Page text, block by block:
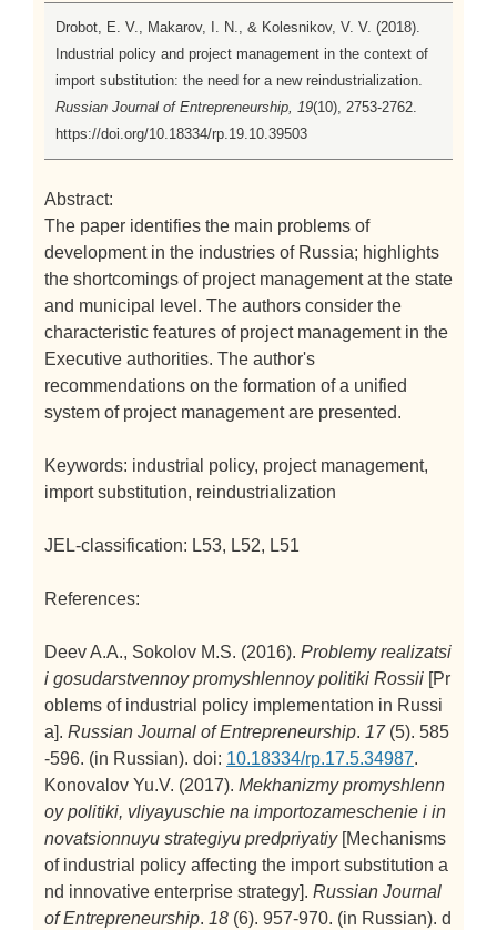
Drobot, E. V., Makarov, I. N., & Kolesnikov, V. V. (2018).
Industrial policy and project management in the context of
import substitution: the need for a new reindustrialization.
Russian Journal of Entrepreneurship, 19(10), 2753-2762.
https://doi.org/10.18334/rp.19.10.39503
Abstract:
The paper identifies the main problems of
development in the industries of Russia; highlights
the shortcomings of project management at the state
and municipal level. The authors consider the
characteristic features of project management in the
Executive authorities. The author's
recommendations on the formation of a unified
system of project management are presented.
Keywords: industrial policy, project management,
import substitution, reindustrialization
JEL-classification: L53, L52, L51
References:
Deev A.A., Sokolov M.S. (2016). Problemy realizatsi
i gosudarstvennoy promyshlennoy politiki Rossii [Pr
oblems of industrial policy implementation in Russi
a]. Russian Journal of Entrepreneurship. 17(5). 585
-596. (in Russian). doi: 10.18334/rp.17.5.34987.
Konovalov Yu.V. (2017). Mekhanizmy promyshlenn
oy politiki, vliyayuschie na importozameschenie i in
novatsionnuyu strategiyu predpriyatiy[Mechanisms
of industrial policy affecting the import substitution a
nd innovative enterprise strategy]. Russian Journal
of Entrepreneurship. 18 (6). 957-970. (in Russian). d